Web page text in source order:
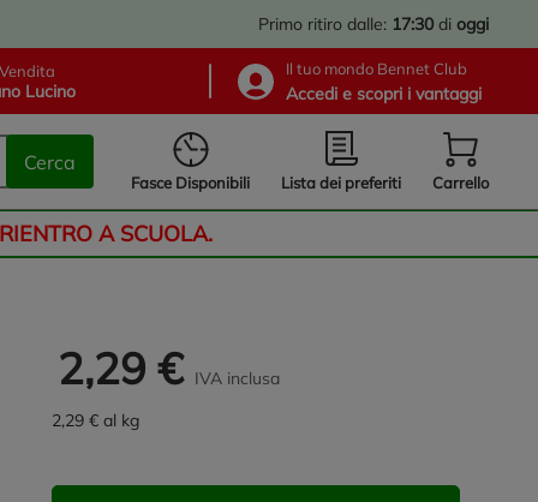
Primo ritiro dalle: 17:30 di oggi
Lucino
Il tuo mondo Bennet Club
Accedi e scopri i vantaggi
Cerca
Fasce Disponibili Lista dei preferiti Carrello
A SCUOLA.
2,29 € IVA inclusa
2,29 € al kg